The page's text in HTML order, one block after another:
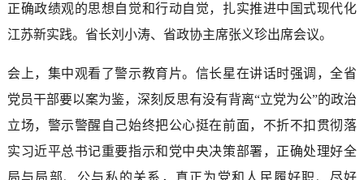
正确政绩观的思想自觉和行动自觉，扎实推进中国式现代化
江苏新实践。省长刘小涛、省政协主席张义珍出席会议。
会上，集中观看了警示教育片。信长星在讲话时强调，全省
党员干部要以案为鉴，深刻反思有没有背离“立党为公”的政治
立场，警示警醒自己始终把公心挺在前面，不折不扣贯彻落
实习近平总书记重要指示和党中央决策部署，正确处理好全
局与局部、公与私的关系，真正为党和人民履好职、尽好